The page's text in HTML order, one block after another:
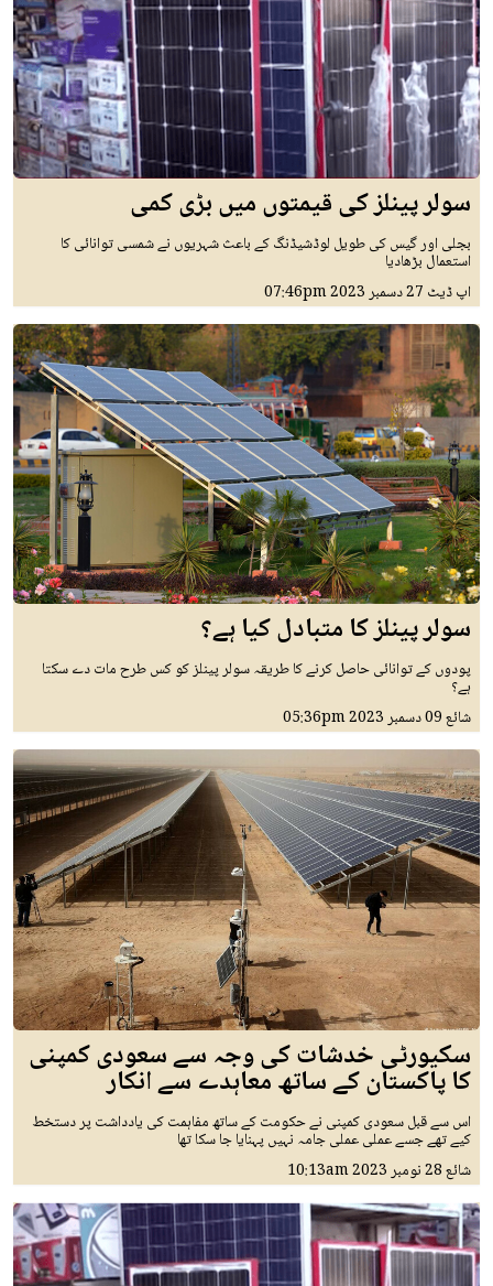
سولر پینلز کی قیمتوں میں بڑی کمی
بجلی اور گیس کی طویل لوڈشیڈنگ کے باعث شہریوں نے شمسی توانائی کا
استعمال بڑھادیا
اپ ڈیٹ 27 دسمبر 2023 07:46pm
سولر پینلز کا متبادل کیا ہے؟
پودوں کے توانائی حاصل کرنے کا طریقہ سولر پینلز کو کس طرح مات دے سکتا
ہے؟
شائع09 دسمبر 2023 05:36pm
سکیورٹی خدشات کی وجہ سے سعودی کمپنی
کا پاکستان کے ساتھ معاہدے سے انکار
اس سے قبل سعودی کمپنی نے حکومت کے ساتھ مفاہمت کی یادداشت پر دستخط
کیے تھے جسے عملی عملی جامہ نہیں پہنایا جا سکا تھا
شائع28 نومبر 2023 10:13am